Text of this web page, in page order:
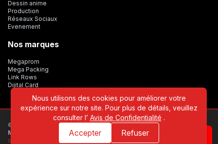
Dessin anime
Production
Réseaux Sociaux
Evenement
Nos marques
Megaprom
Mega Packing
Link Rows
Dijital Card
© 2022 - 2026 Tous droits réservés parMédias et animation
Megaton
Sitemap
Nous utilisons des cookies pour améliorer votre
expérience sur notre site. Pour plus de détails, veuillez
consulter l’ Avis de Confidentialité .
Accepter Refuser